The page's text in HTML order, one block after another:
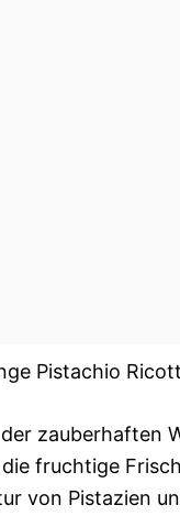
Pistachio
zauberhaften
fruchtige
von Pistazien